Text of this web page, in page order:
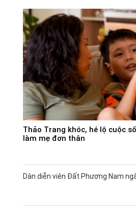
Thảo Trang khóc, hé lộ cuộc
làm mẹ đơn thân
Dàn diễn viên Đất Phương Nam